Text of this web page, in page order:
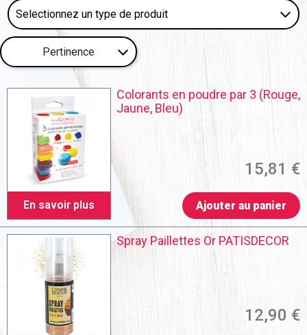
Pertinence
En savoir plus
Colorants en poudre par 3 (Rouge,
Jaune, Bleu)
15,81 €
Ajouter au panier
Spray Paillettes Or PATISDECOR
12,90 €